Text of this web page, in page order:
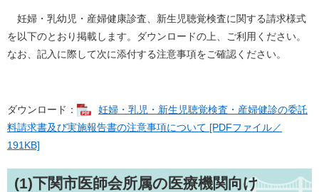
妊婦・乳幼児・産婦健康診査、新生児聴覚検査に関する請求様式
を以下のとおり掲載します。ダウンロードの上、ご利用ください。
なお、記入に際して次に添付する注意事項をご確認ください。
ダウンロード：
妊婦・乳児・新生児聴覚検査・産婦健診の委託
料請求書及び実施報告書の注意事項について [PDFファイル／
191KB]
(1)下関市医師会所属の医療機関向け